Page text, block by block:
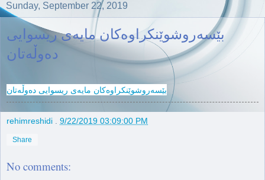
Sunday, September 22, 2019
بێسه‌روشوێنكراوه‌كان مایه‌ی ریسوایی
ده‌وڵه‌تان
بێسه‌روشوێنكراوه‌كان مایه‌ی ریسوایی ده‌وڵه‌تان
rehimreshidi 9/22/2019 03:09:00 PM
Share
No comments: